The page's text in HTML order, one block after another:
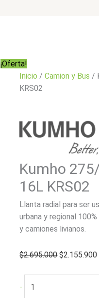
¡Oferta!
Inicio /Camion y Bus /
KRS02
Kumho
16L KRS02
Llanta radial para ser
urbana y regional
y camiones livianos.
$2.695.000El
$2.155.900
-
275/80R22.5